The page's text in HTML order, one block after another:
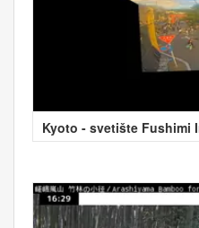
Kyoto - svetište Fushimi